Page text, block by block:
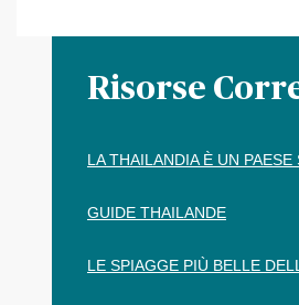
Risorse
LA THAILANDIA È UN PAESE
GUIDE THAILANDE
LE SPIAGGE PIÙ BELLE